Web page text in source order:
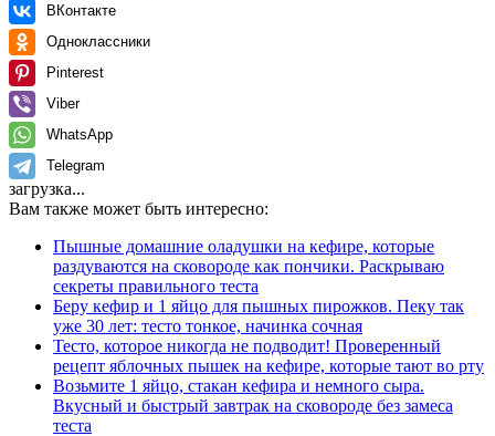
ВКонтакте
Одноклассники
Pinterest
Viber
WhatsApp
Telegram
загрузка...
Вам также может быть интересно:
Пышные домашние оладушки на кефире, которые
раздуваются на сковороде как пончики. Раскрываю
секреты правильного теста
Беру кефир и 1 яйцо для пышных пирожков. Пеку так
уже 30 лет: тесто тонкое, начинка сочная
Тесто, которое никогда не подводит! Проверенный
рецепт яблочных пышек на кефире, которые тают во рту
Возьмите 1 яйцо, стакан кефира и немного сыра.
Вкусный и быстрый завтрак на сковороде без замеса
теста